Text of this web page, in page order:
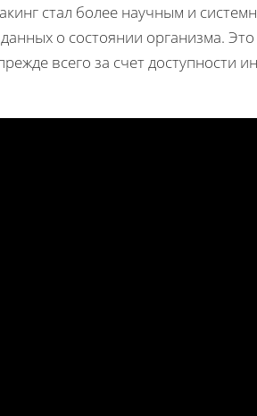
стал более научным и
о состоянии организма.
всего за счет доступности